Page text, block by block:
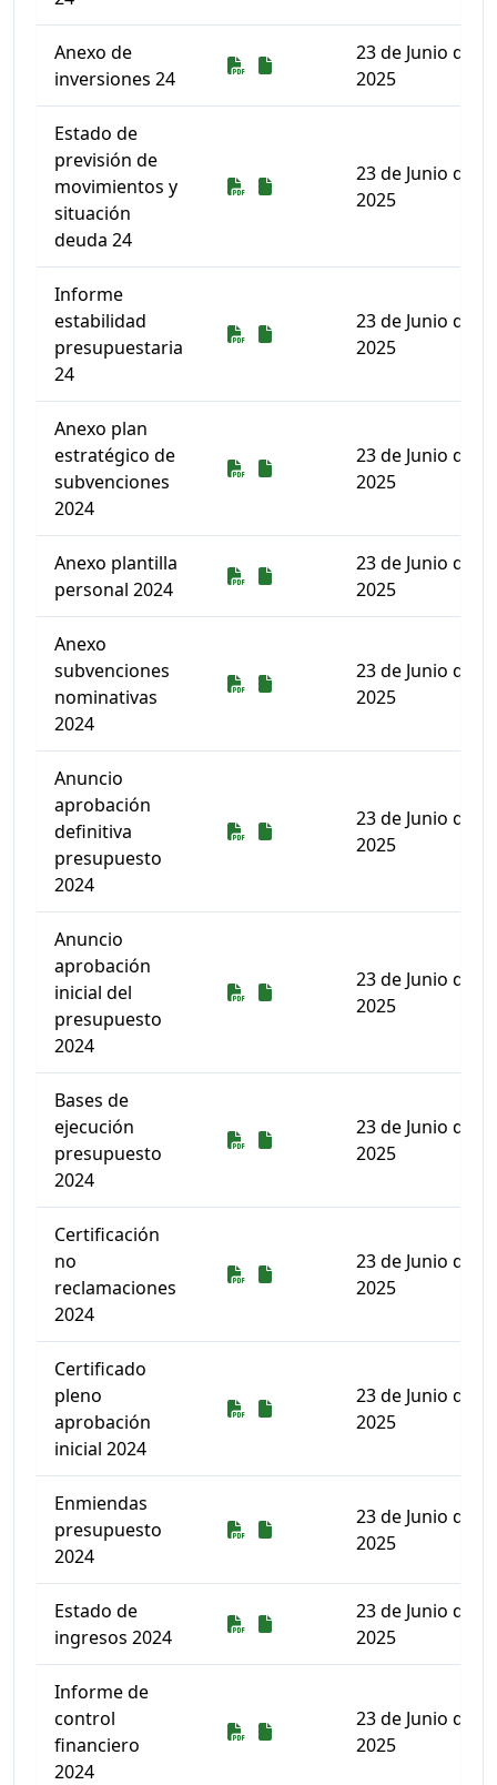
Anexo de
inversiones 24
Descarga
Descarga
23 de Junio de
2025
Estado de
previsión de
movimientos y
situación
deuda 24
Descarga
Descarga
23 de Junio de
2025
Informe
estabilidad
presupuestaria
24
Descarga
Descarga
23 de Junio de
2025
Anexo plan
estratégico de
subvenciones
2024
Descarga
Descarga
23 de Junio de
2025
Anexo plantilla
personal 2024
Descarga
Descarga
23 de Junio de
2025
Anexo
subvenciones
nominativas
2024
Descarga
Descarga
23 de Junio de
2025
Anuncio
aprobación
definitiva
presupuesto
2024
Descarga
Descarga
23 de Junio de
2025
Anuncio
aprobación
inicial del
presupuesto
2024
Descarga
Descarga
23 de Junio de
2025
Bases de
ejecución
presupuesto
2024
Descarga
Descarga
23 de Junio de
2025
Certificación
no
reclamaciones
2024
Descarga
Descarga
23 de Junio de
2025
Certificado
pleno
aprobación
inicial 2024
Descarga
Descarga
23 de Junio de
2025
Enmiendas
presupuesto
2024
Descarga
Descarga
23 de Junio de
2025
Estado de
ingresos 2024
Descarga
Descarga
23 de Junio de
2025
Informe de
control
financiero
2024
Descarga
Descarga
23 de Junio de
2025